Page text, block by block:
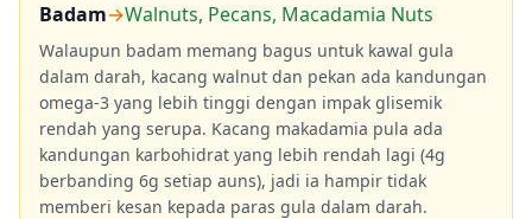
Badam→Walnuts, Pecans, Macadamia Nuts
Walaupun badam memang bagus untuk kawal gula
dalam darah, kacang walnut dan pekan ada kandungan
omega-3 yang lebih tinggi dengan impak glisemik
rendah yang serupa. Kacang makadamia pula ada
kandungan karbohidrat yang lebih rendah lagi (4g
berbanding 6g setiap auns), jadi ia hampir tidak
memberi kesan kepada paras gula dalam darah.